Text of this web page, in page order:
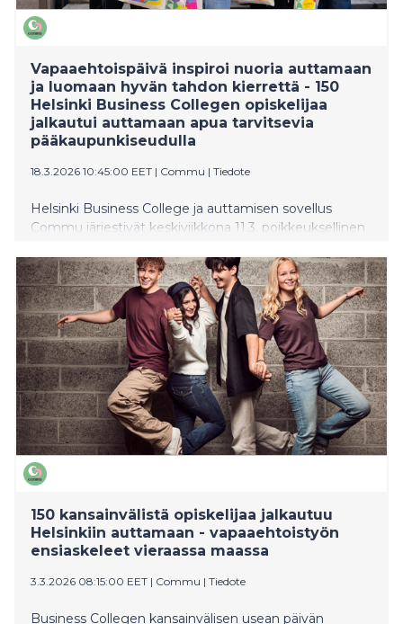
Vapaaehtoispäivä inspiroi nuoria auttamaan
ja luomaan hyvän tahdon kierrettä - 150
Helsinki Business Collegen opiskelijaa
jalkautui auttamaan apua tarvitsevia
pääkaupunkiseudulla
18.3.2026 10:45:00 EET | Commu | Tiedote
Helsinki Business College ja auttamisen sovellus
Commu järjestivät keskiviikkona 11.3. poikkeuksellinen
opiskelijaa osallistui vapaaehtoistoimintaan eri puolilla
pääkaupunkiseutua. Monille päivä oli heidän elämänsä
ensimmäinen kokemus vapaaehtoistyöstä, vieläpä
vieraassa maassa.
150 kansainvälistä opiskelijaa jalkautuu
Helsinkiin auttamaan - vapaaehtoistyön
ensiaskeleet vieraassa maassa
3.3.2026 08:15:00 EET | Commu | Tiedote
Business Collegen kansainvälisen usean päivän